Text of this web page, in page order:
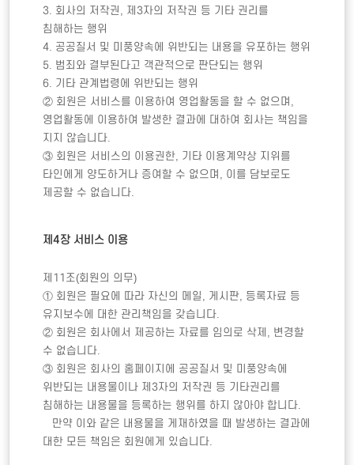
3. 회사의 저작권, 제3자의 저작권 등 기타 권리를
침해하는 행위
4. 공공질서 및 미풍양속에 위반되는 내용을 유포하는 행위
5. 범죄와 결부된다고 객관적으로 판단되는 행위
6. 기타 관계법령에 위반되는 행위
② 회원은 서비스를 이용하여 영업활동을 할 수 없으며,
영업활동에 이용하여 발생한 결과에 대하여 회사는 책임을
지지 않습니다.
③ 회원은 서비스의 이용권한, 기타 이용계약상 지위를
타인에게 양도하거나 증여할 수 없으며, 이를 담보로도
제공할 수 없습니다.
제4장 서비스 이용
제11조(회원의 의무)
① 회원은 필요에 따라 자신의 메일, 게시판, 등록자료 등
유지보수에 대한 관리책임을 갖습니다.
② 회원은 회사에서 제공하는 자료를 임의로 삭제, 변경할
수 없습니다.
③ 회원은 회사의 홈페이지에 공공질서 및 미풍양속에
위반되는 내용물이나 제3자의 저작권 등 기타권리를
침해하는 내용물을 등록하는 행위를 하지 않아야 합니다.
대한 모든 책임은 회원에게 있습니다.